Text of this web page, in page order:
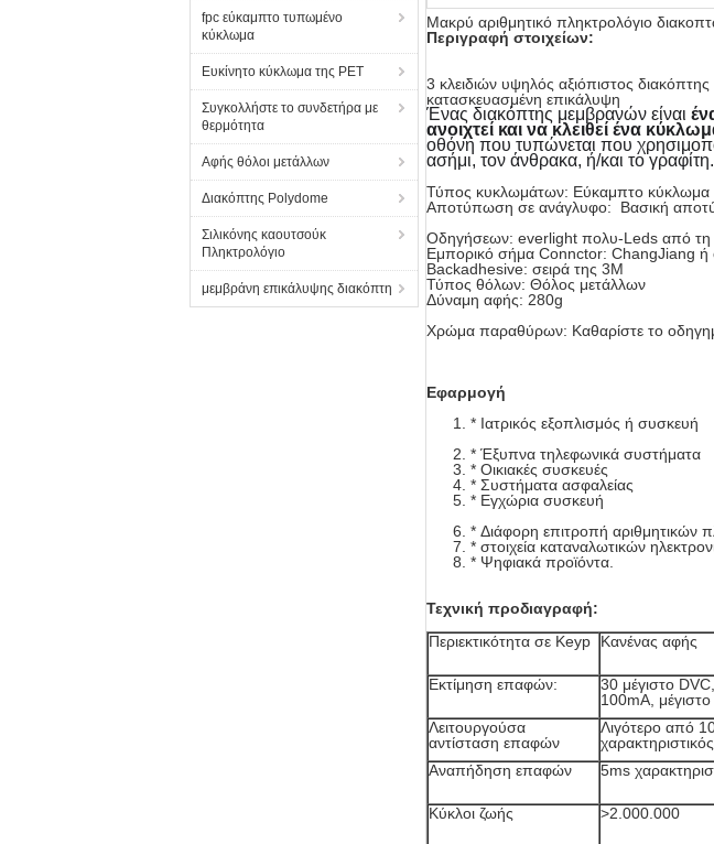
fpc εύκαμπτο τυπωμένο
κύκλωμα
Ευκίνητο κύκλωμα της PET
Συγκολλήστε το συνδετήρα με
θερμότητα
Αφής θόλοι μετάλλων
Διακόπτης Polydome
Σιλικόνης καουτσούκ
Πληκτρολόγιο
μεμβράνη επικάλυψης διακόπτη
Μακρύ αριθμητικό πληκτρολόγιο
Περιγραφή στοιχείων:
3 κλειδιών υψηλός αξιόπιστος
κατασκευασμένη επικάλυψη
Ένας διακόπτης μεμβρανών είναι
ανοιχτεί και να κλειθεί ένα
οθόνη που τυπώνεται που
ασήμι, τον άνθρακα, ή/και το γραφίτη.
Τύπος κυκλωμάτων: Εύκαμπτο κύκλωμα
Αποτύπωση σε ανάγλυφο: Βασική
Οδηγήσεων: everlight πολυ-Leds από τη
Εμπορικό σήμα Connctor: ChangJiang ή
Backadhesive: σειρά της 3M
Τύπος θόλων: Θόλος μετάλλων
Δύναμη αφής: 280g
Χρώμα παραθύρων: Καθαρίστε το
Εφαρμογή
* Ιατρικός εξοπλισμός ή συσκευή
* Έξυπνα τηλεφωνικά συστήματα
* Οικιακές συσκευές
* Συστήματα ασφαλείας
* Εγχώρια συσκευή
* Διάφορη επιτροπή αριθμητικών
* στοιχεία καταναλωτικών
* Ψηφιακά προϊόντα.
Τεχνική προδιαγραφή:
Περιεκτικότητα σε Keyp
Κανένας αφής
Εκτίμηση επαφών:
30 μέγιστο
100mA,
Λειτουργούσα
αντίσταση επαφών
Λιγότερο από
χαρακτηριστικός
Αναπήδηση επαφών 5ms
Κύκλοι ζωής >2.000.000